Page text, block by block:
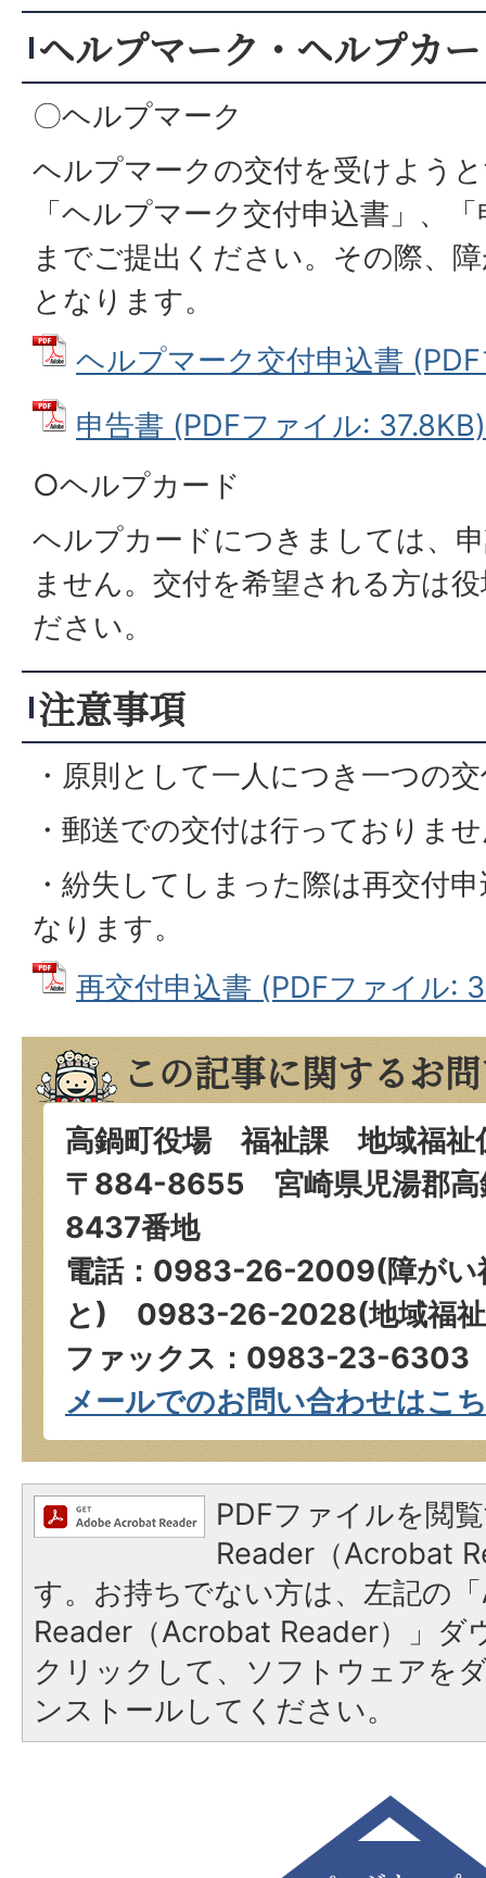
ヘルプマーク・ヘルプカ
〇ヘルプマーク
ヘルプマークの交付を受けよう
「ヘルプマーク交付申込書」、
までご提出ください。その際、
となります。
ヘルプマーク交付申込書
申告書 (PDFファイル: 37.8KB)
○ヘルプカード
ヘルプカードにつきましては、
ません。交付を希望される方は
ださい。
注意事項
・原則として一人につき一つの
・郵送での交付は行っておりま
・紛失してしまった際は再交付
なります。
再交付申込書 (PDFファイル:
この記事に関するお
高鍋町役場 福祉課 地域福祉
〒884-8655 宮崎県児湯郡高
8437番地
電話：0983-26-2009(障がい
と) 0983-26-2028(地域福祉
ファックス：0983-23-6303
メールでのお問い合わせはこ
PDFファイルを閲
Reader（Acrobat
す。お持ちでない方は、左記の
Reader（Acrobat Reader）」ダ
クリックして、ソフトウェアを
ンストールしてください。